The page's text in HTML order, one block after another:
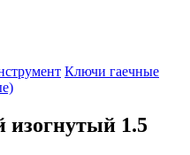
Ключи гаечные
1.5